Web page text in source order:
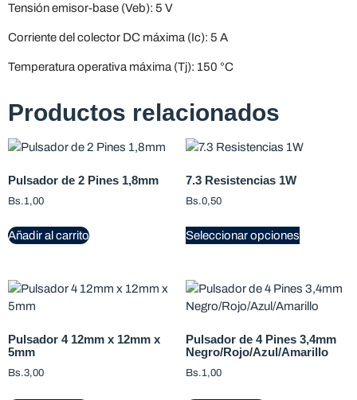
Tensión emisor-base (Veb): 5 V
Corriente del colector DC máxima (Ic): 5 A
Temperatura operativa máxima (Tj): 150 °C
Productos relacionados
Pulsador de 2 Pines 1,8mm
Bs.1,00
Añadir al carrito
7.3 Resistencias 1W
Bs.0,50
Seleccionar opciones
Pulsador 4 12mm x 12mm x
5mm
Bs.3,00
Pulsador de 4 Pines 3,4mm
Negro/Rojo/Azul/Amarillo
Bs.1,00